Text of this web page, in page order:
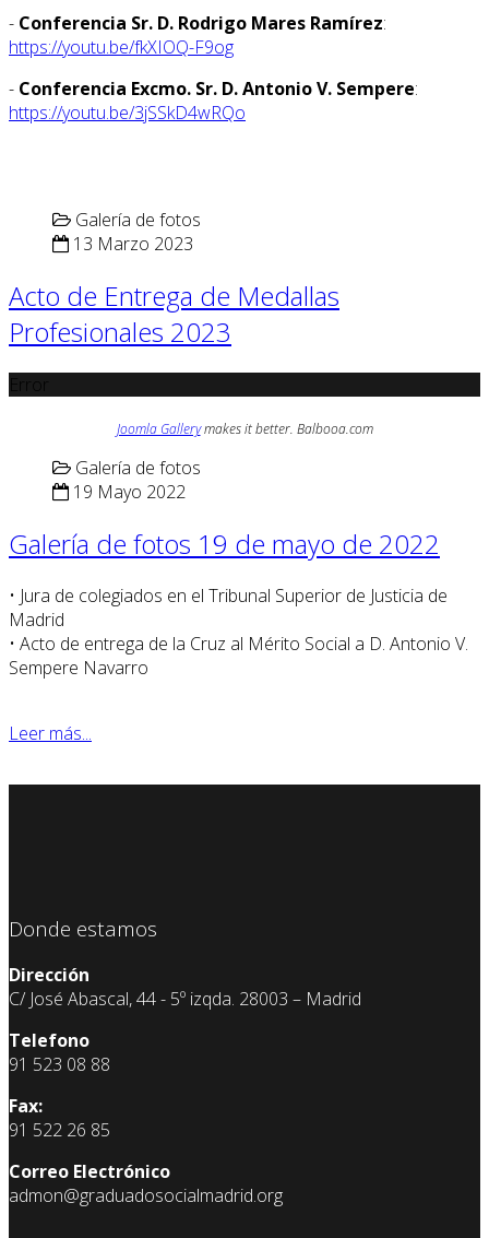
- Conferencia Sr. D. Rodrigo Mares Ramírez:
https://youtu.be/fkXIOQ-F9og
- Conferencia Excmo. Sr. D. Antonio V. Sempere:
https://youtu.be/3jSSkD4wRQo
Galería de fotos
13 Marzo 2023
Acto de Entrega de Medallas
Profesionales 2023
Joomla Gallerymakes it better. Balbooa.com
Galería de fotos
19 Mayo 2022
Galería de fotos 19 de mayo de 2022
• Jura de colegiados en el Tribunal Superior de Justicia de
Madrid
• Acto de entrega de la Cruz al Mérito Social a D. Antonio V.
Sempere Navarro
Leer más...
Donde estamos
Dirección
C/ José Abascal, 44 - 5º izqda. 28003 – Madrid
Telefono
91 523 08 88
Fax:
91 522 26 85
Correo Electrónico
admon@graduadosocialmadrid.org